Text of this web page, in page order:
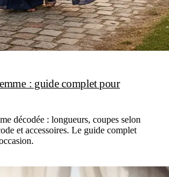
: guide complet pour
décodée : longueurs, coupes selon
et accessoires. Le guide complet